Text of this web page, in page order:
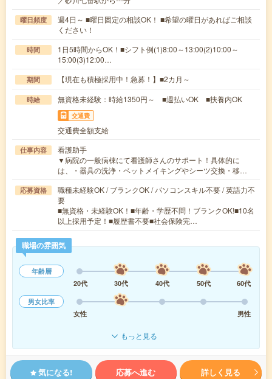
曜日頻度
週4日～ ■曜日固定の相談OK！ ■希望の曜日があればご相談
ください！
時間
1日5時間からOK！■シフト例(1)8:00～13:00(2)10:00～
15:00(3)12:00…
期間 【現在も積極採用中！急募！】■2カ月～
時給 無資格未経験：時給1350円～ ■週払いOK ■扶養内OK
交通費
交通費全額支給
仕事内容
看護助手
▼病院の一般病棟にて看護師さんのサポート！具体的に
は、・器具の洗浄・ベットメイキングやシーツ交換・移…
応募資格
職種未経験OK / ブランクOK / パソコンスキル不要 / 英語力不
要
■無資格・未経験OK！■年齢・学歴不問！ブランクOK!■10名
以上採用予定！■履歴書不要■社会保険完…
職場の雰囲気
年齢層
20代
30代 40代 50代
60代
男女比率
女性
男性
もっと見る
気になる! 応募へ進む 詳しく見る